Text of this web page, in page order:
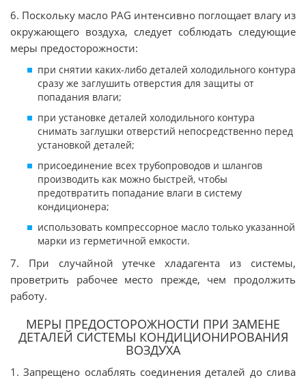
6. Поскольку масло PAG интенсивно поглощает влагу из
окружающего воздуха, следует соблюдать следующие
меры предосторожности:
при снятии каких-либо деталей холодильного контура
сразу же заглушить отверстия для защиты от
попадания влаги;
при установке деталей холодильного контура
снимать заглушки отверстий непосредственно перед
установкой деталей;
присоединение всех трубопроводов и шлангов
производить как можно быстрей, чтобы
предотвратить попадание влаги в систему
кондиционера;
использовать компрессорное масло только указанной
марки из герметичной емкости.
7. При случайной утечке хладагента из системы,
проветрить рабочее место прежде, чем продолжить
работу.
МЕРЫ ПРЕДОСТОРОЖНОСТИ ПРИ ЗАМЕНЕ
ДЕТАЛЕЙ СИСТЕМЫ КОНДИЦИОНИРОВАНИЯ
ВОЗДУХА
1. Запрещено ослаблять соединения деталей до слива